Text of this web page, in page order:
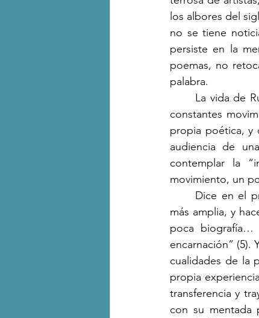
los albores del
no se tiene
persiste en la
poemas, no
palabra.
constantes
propia poética, y
audiencia de
contemplar la
movimiento, un
más amplia, y
poca biografía…
encarnación” (5).
cualidades de la
propia
transferencia y
con su mentada